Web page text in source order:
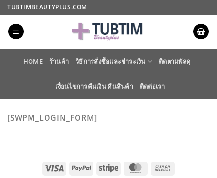
ข้าม
ไป
เนื้อหา
TUBTIMBEAUTYPLUS.COM
HOME ร้านค้า วิธีการสั่งซื้อและชำระเงิน ติดตามพัสดุ
เงื่อนไขการคืนเงิน คืนสินค้า ติดต่อเรา
[SWPM_LOGIN_FORM]
VISA PAYPALSTRIPE MASTERCARD